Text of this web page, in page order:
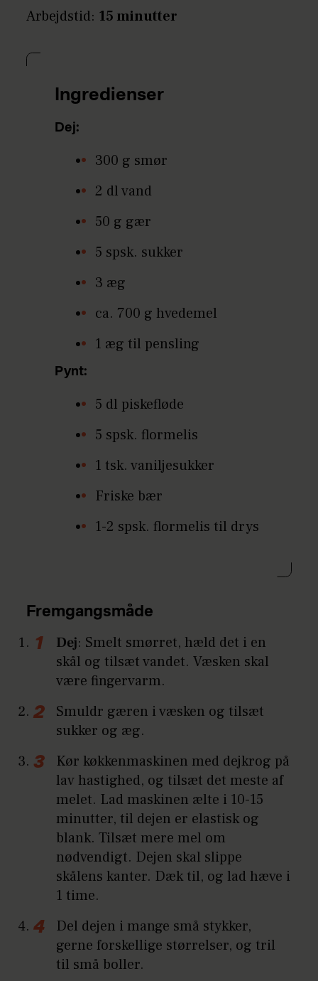
Arbejdstid: 15 minutter
Ingredienser
Dej:
300 g smør
2 dl vand
50 g gær
5 spsk. sukker
3 æg
ca. 700 g hvedemel
1 æg til pensling
Pynt:
5 dl piskefløde
5 spsk. flormelis
1 tsk. vaniljesukker
Friske bær
1-2 spsk. flormelis til drys
Fremgangsmåde
Dej: Smelt smørret, hæld det i en
skål og tilsæt vandet. Væsken skal
være fingervarm.
Smuldr gæren i væsken og tilsæt
sukker og æg.
Kør køkkenmaskinen med dejkrog på
lav hastighed, og tilsæt det meste af
melet. Lad maskinen ælte i 10-15
minutter, til dejen er elastisk og
blank. Tilsæt mere mel om
nødvendigt. Dejen skal slippe
skålens kanter. Dæk til, og lad hæve i
1 time.
Del dejen i mange små stykker,
gerne forskellige størrelser, og tril
til små boller.